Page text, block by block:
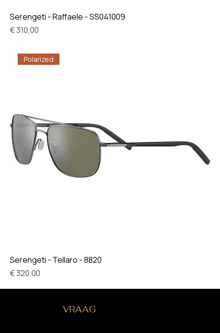
Serengeti - Raffaele - SS041009
Prijs
€ 310,00
Polarized
Serengeti - Tellaro - 8820
Prijs
€ 320,00
HEB JE EENVRAAG